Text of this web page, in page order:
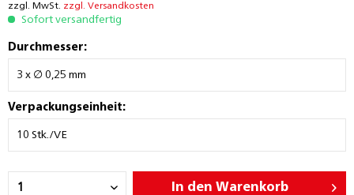
zzgl. MwSt. zzgl. Versandkosten
Sofort versandfertig
Durchmesser:
Verpackungseinheit:
In den Warenkorb